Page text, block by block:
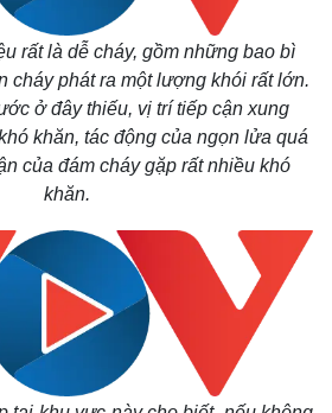
Thị trường
Giá vàng
Tiêu dùng
Tỷ giá
Chứng khoán
Giá cà phê
rất là dễ cháy, gồm những bao bì
cháy phát ra một lượng khói rất lớn.
ở đây thiếu, vị trí tiếp cận xung
khăn, tác động của ngọn lửa quá
của đám cháy gặp rất nhiều khó
khăn.